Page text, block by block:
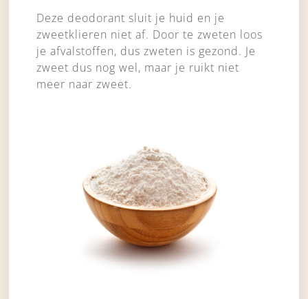
Deze deodorant sluit je huid en je
zweetklieren niet af. Door te zweten loos
je afvalstoffen, dus zweten is gezond. Je
zweet dus nog wel, maar je ruikt niet
meer naar zweet.